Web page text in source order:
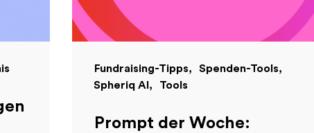
Fundraising-Tipps
Spenden-Tools
Spheriq AI
Tools
Prompt der Woche: